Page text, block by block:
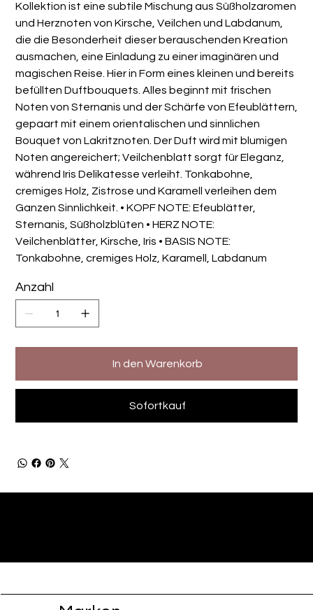
Kollektion ist eine subtile Mischung aus Süßholzaromen
und Herznoten von Kirsche, Veilchen und Labdanum,
die die Besonderheit dieser berauschenden Kreation
ausmachen, eine Einladung zu einer imaginären und
magischen Reise. Hier in Form eines kleinen und bereits
befüllten Duftbouquets. Alles beginnt mit frischen
Noten von Sternanis und der Schärfe von Efeublättern,
gepaart mit einem orientalischen und sinnlichen
Bouquet von Lakritznoten. Der Duft wird mit blumigen
Noten angereichert; Veilchenblatt sorgt für Eleganz,
während Iris Delikatesse verleiht. Tonkabohne,
cremiges Holz, Zistrose und Karamell verleihen dem
Ganzen Sinnlichkeit. • KOPF NOTE: Efeublätter,
Sternanis, Süßholzblüten • HERZ NOTE:
Veilchenblätter, Kirsche, Iris • BASIS NOTE:
Tonkabohne, cremiges Holz, Karamell, Labdanum
Anzahl
In den Warenkorb
Sofortkauf